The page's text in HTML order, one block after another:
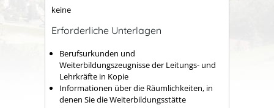
keine
Erforderliche Unterlagen
Berufsurkunden und
Weiterbildungszeugnisse der Leitungs- und
Lehrkräfte in Kopie
Informationen über die Räumlichkeiten, in
denen Sie die Weiterbildungsstätte